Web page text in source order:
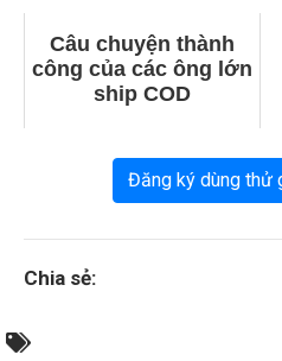
Câu chuyện thành
công của các ông lớn
ship COD
Đăng ký dùng thử
Chia sẻ: